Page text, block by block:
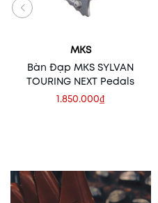
MKS
Bàn Đạp MKS SYLVAN
TOURING NEXT Pedals
1.850.000₫